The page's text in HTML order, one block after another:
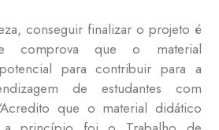
conseguir finalizar o projeto é
comprova que o material
para contribuir para a
de estudantes com
que o material didático